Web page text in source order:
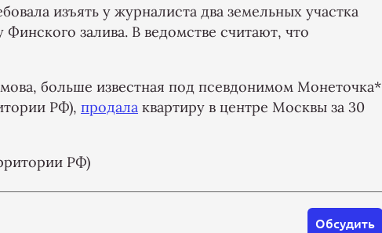
изъять у журналиста два земельных участка
залива. В ведомстве считают, что
больше известная под псевдонимом Монеточка*
РФ), продала квартиру в центре Москвы за 30
РФ)
Обсудить